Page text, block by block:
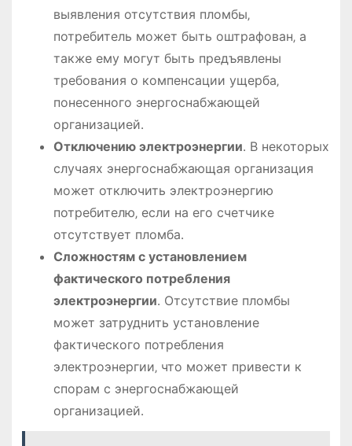
выявления отсутствия пломбы‚
потребитель может быть оштрафован‚ а
также ему могут быть предъявлены
требования о компенсации ущерба‚
понесенного энергоснабжающей
организацией․
Отключению электроэнергии․ В некоторых
случаях энергоснабжающая организация
может отключить электроэнергию
потребителю‚ если на его счетчике
отсутствует пломба․
Сложностям с установлением
фактического потребления
электроэнергии․ Отсутствие пломбы
может затруднить установление
фактического потребления
электроэнергии‚ что может привести к
спорам с энергоснабжающей
организацией․